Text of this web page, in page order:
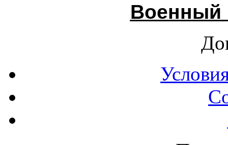
Военный